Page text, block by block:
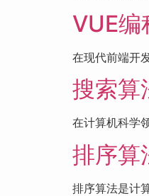
VUE
在现代前端开
搜索算
在计算机科学
排序算
排序算法是计